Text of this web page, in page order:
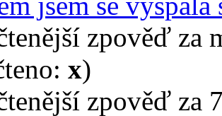
zpověď
jsem se vyspala
zpověď za